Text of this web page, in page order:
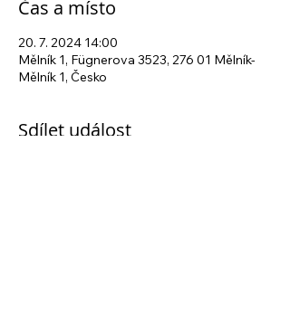
Čas a místo
20. 7. 2024 14:00
Mělník 1, Fügnerova 3523, 276 01 Mělník-
Mělník 1, Česko
Sdílet událost